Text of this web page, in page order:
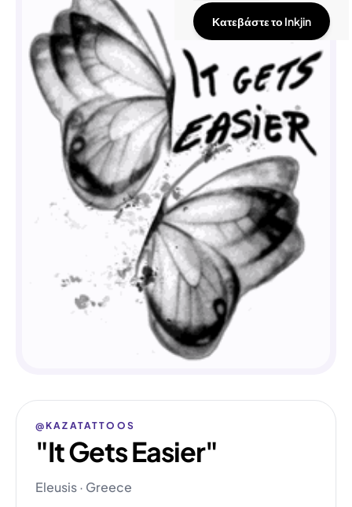
Κατεβάστε το Inkjin
@KAZATATTOOS
"It Gets Easier"
Eleusis · Greece